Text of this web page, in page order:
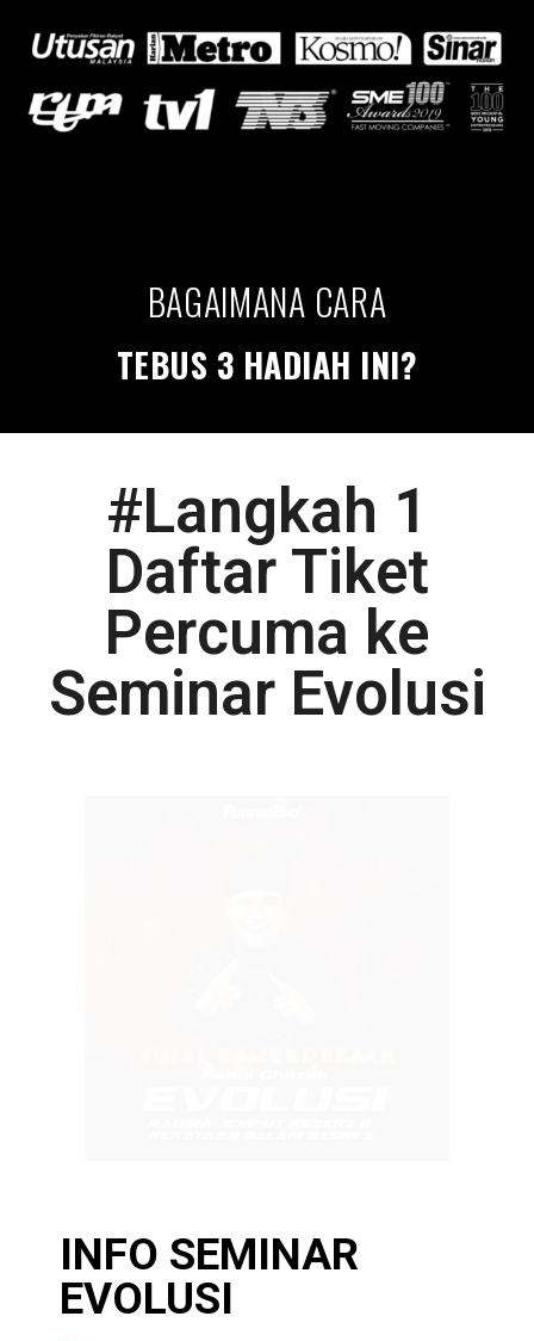
BAGAIMANA CARA
TEBUS 3 HADIAH INI?
#Langkah 1
Daftar Tiket
Percuma ke
Seminar Evolusi
INFO SEMINAR
EVOLUSI